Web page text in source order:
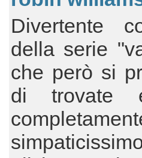
Divertente
della serie
che però si
di trovate